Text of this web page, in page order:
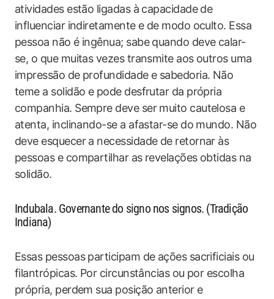
atividades estão ligadas à capacidade de
influenciar indiretamente e de modo oculto. Essa
pessoa não é ingênua; sabe quando deve calar-
se, o que muitas vezes transmite aos outros uma
impressão de profundidade e sabedoria. Não
teme a solidão e pode desfrutar da própria
companhia. Sempre deve ser muito cautelosa e
atenta, inclinando-se a afastar-se do mundo. Não
deve esquecer a necessidade de retornar às
pessoas e compartilhar as revelações obtidas na
solidão.
Indubala. Governante do signo nos signos. (Tradição
Indiana)
Essas pessoas participam de ações sacrificiais ou
filantrópicas. Por circunstâncias ou por escolha
própria, perdem sua posição anterior e